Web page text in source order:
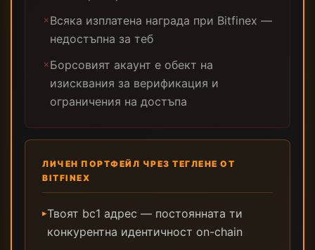
✗Всяка изплатена награда при Bitfinex —
недостъпна за теб
✗Борсовият акаунт е обект на
изисквания за верификация и
ограничения на достъпа
ЛИЧЕН ПОРТФЕЙЛ ЧРЕЗ ТЕГЛЕНЕ ОТ
BITFINEX
▸Твоят bc1 адрес — постоянната ти
конкурентна идентичност on-chain